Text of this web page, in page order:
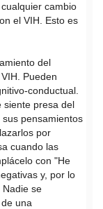
cambio
el VIH. Esto es
del
Pueden
conductual.
siente presa del
pensamientos
por
cuando las
con "He
y, por lo
Nadie se
una